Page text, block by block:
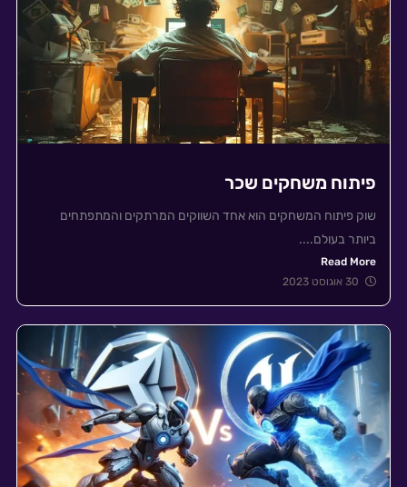
פיתוח משחקים שכר
שוק פיתוח המשחקים הוא אחד השווקים המרתקים והמתפתחים
ביותר בעולם....
Read More
30 אוגוסט 2023